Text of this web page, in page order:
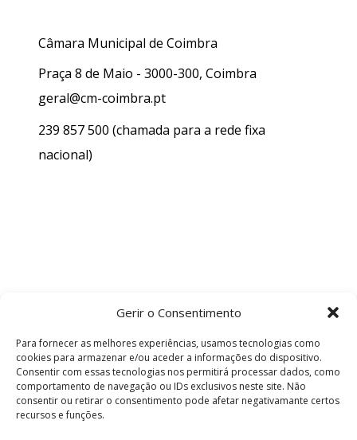
Gerir o Consentimento
Para fornecer as melhores experiências, usamos tecnologias como
cookies para armazenar e/ou aceder a informações do dispositivo.
Consentir com essas tecnologias nos permitirá processar dados, como
comportamento de navegação ou IDs exclusivos neste site. Não
consentir ou retirar o consentimento pode afetar negativamante certos
recursos e funções.
Câmara Municipal de Coimbra
Praça 8 de Maio - 3000-300, Coimbra
geral@cm-coimbra.pt
239 857 500 (chamada para a rede fixa
nacional)